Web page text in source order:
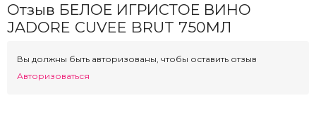
Отзыв БЕЛОЕ ИГРИСТОЕ ВИНО
JADORE CUVEE BRUT 750МЛ
Вы должны быть авторизованы, чтобы оставить отзыв
Авторизоваться